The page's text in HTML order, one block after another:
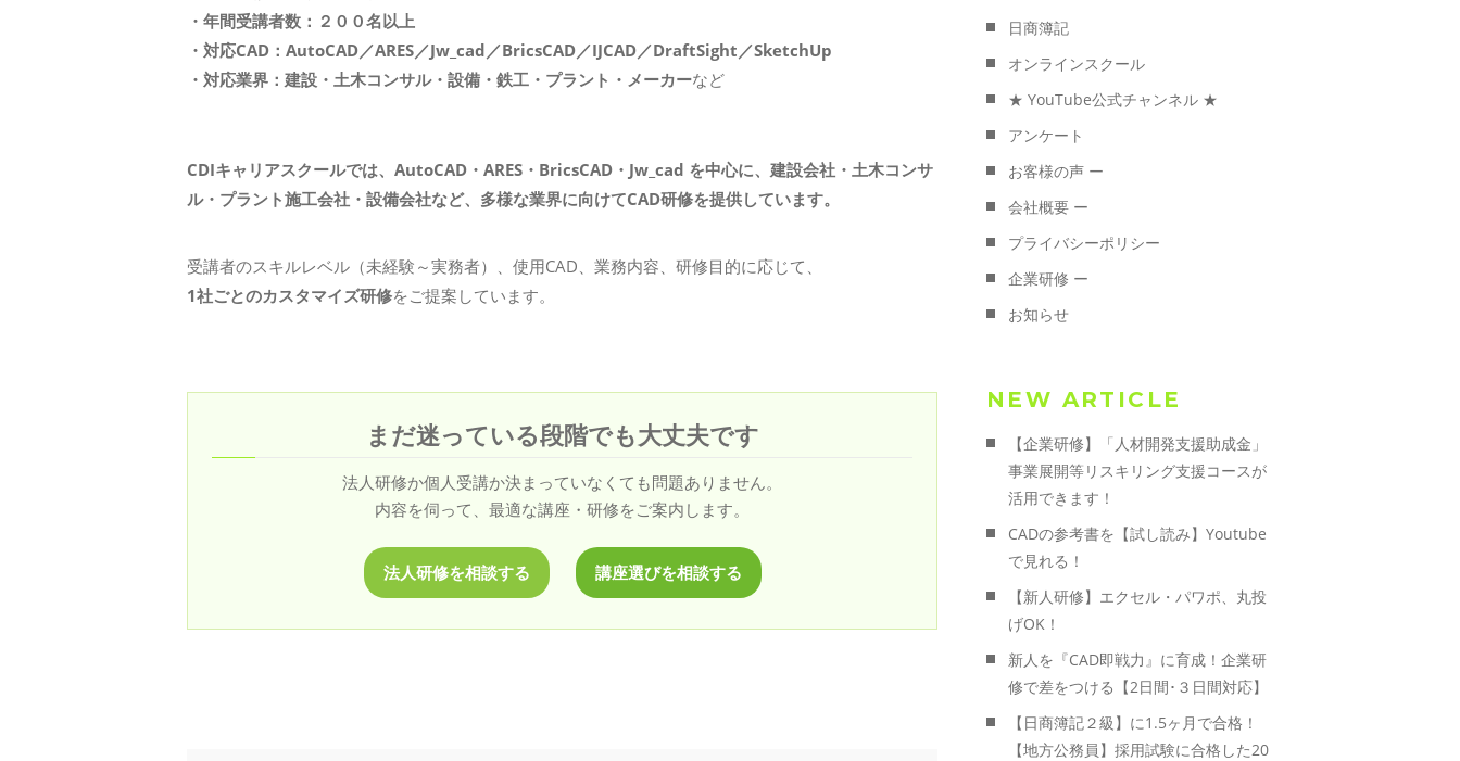
・年間受講者数：２００名以上
・対応CAD：AutoCAD／ARES／Jw_cad／BricsCAD／IJCAD／DraftSight／SketchUp
・対応業界：建設・土木コンサル・設備・鉄工・プラント・メーカーなど
CDIキャリアスクールでは、AutoCAD・ARES・BricsCAD・Jw_cad を中心に、建設会社・土木コンサ
ル・プラント施工会社・設備会社など、多様な業界に向けてCAD研修を提供しています。
受講者のスキルレベル（未経験～実務者）、使用CAD、業務内容、研修目的に応じて、
1社ごとのカスタマイズ研修をご提案しています。
まだ迷っている段階でも大丈夫です
法人研修か個人受講か決まっていなくても問題ありません。
内容を伺って、最適な講座・研修をご案内します。
法人研修を相談する 講座選びを相談する
日商簿記
オンラインスクール
★ YouTube公式チャンネル ★
アンケート
お客様の声 ー
会社概要 ー
プライバシーポリシー
企業研修 ー
お知らせ
NEW ARTICLE
【企業研修】「人材開発支援助成金」
事業展開等リスキリング支援コースが
活用できます！
CADの参考書を【試し読み】Youtube
で見れる！
【新人研修】エクセル・パワポ、丸投
げOK！
新人を『CAD即戦力』に育成！企業研
修で差をつける【2日間･３日間対応】
【日商簿記２級】に1.5ヶ月で合格！
【地方公務員】採用試験に合格した20